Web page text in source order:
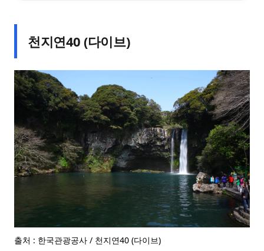
천지연40 (다이브)
출처 : 한국관광공사 / 천지연40 (다이브)